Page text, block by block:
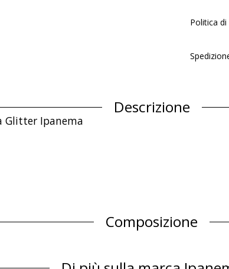
Politica
Descrizione
Glitter Ipanema
Composizione
Informazioni sul prodotto